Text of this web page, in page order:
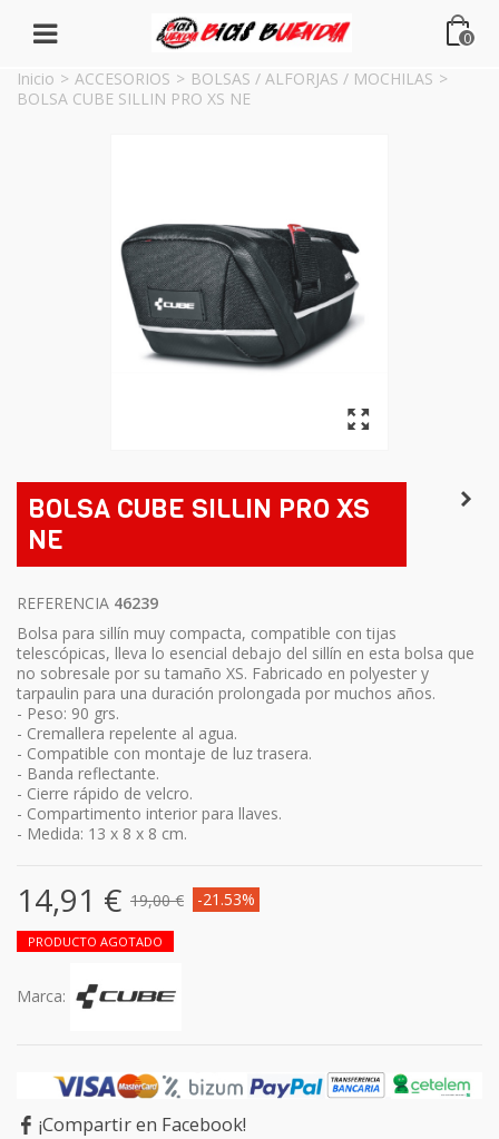
0
Inicio > ACCESORIOS > BOLSAS / ALFORJAS / MOCHILAS >
BOLSA CUBE SILLIN PRO XS NE
BOLSA CUBE SILLIN PRO XS
NE
REFERENCIA 46239
Bolsa para sillín muy compacta, compatible con tijas
telescópicas, lleva lo esencial debajo del sillín en esta bolsa que
no sobresale por su tamaño XS. Fabricado en polyester y
tarpaulin para una duración prolongada por muchos años.
- Peso: 90 grs.
- Cremallera repelente al agua.
- Compatible con montaje de luz trasera.
- Banda reflectante.
- Cierre rápido de velcro.
- Compartimento interior para llaves.
- Medida: 13 x 8 x 8 cm.
14,91 € 19,00 € -21.53%
PRODUCTO AGOTADO
Marca:
¡Compartir en Facebook!